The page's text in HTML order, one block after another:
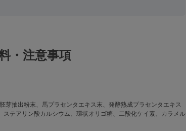
・注意事項
芽抽出粉末、馬プラセンタエキス末、発酵熟成プラセンタエキス
テアリン酸カルシウム、環状オリゴ糖、二酸化ケイ素、カラメル